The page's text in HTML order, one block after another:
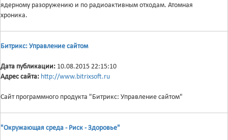
ядерному разоружению и по радиоактивным отходам. Атомная
хроника.
Битрикс: Управление сайтом
Дата публикации: 10.08.2015 22:15:10
Адрес сайта: http://www.bitrixsoft.ru
Сайт программного продукта "Битрикс: Управление сайтом"
"Окружающая среда - Риск - Здоровье"